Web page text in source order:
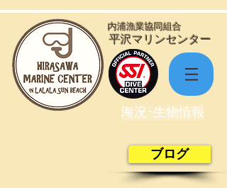
​平沢マリンセンター
​内浦漁業協同組合
海況･生物情報
ブログ